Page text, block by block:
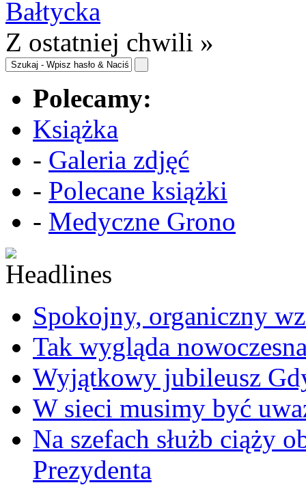
Z ostatniej chwili »
Polecamy:
Książka
- Galeria zdjęć
- Polecane książki
- Medyczne Grono
Spokojny, organiczny
Tak wygląda
Wyjątkowy jubileusz
W sieci musimy być
Na szefach służb ciąży
Prezydenta